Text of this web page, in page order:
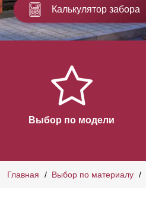
Калькулятор забора
Выбор по модели
Главная Выбор по материалу